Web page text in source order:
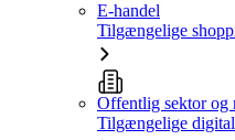
E-handel
Tilgængelige
Offentlig sektor og
Tilgængelige